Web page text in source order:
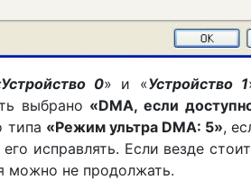
0» и «Устройство 1
выбрано «DMA, если
типа «Режим ультра DMA: 5»,
исправлять. Если везде
можно не продолжать.